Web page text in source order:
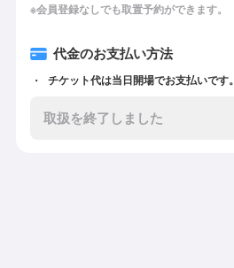
※会員登録なしでも取置予約ができます。
代金のお支払い方法
チケット代は当日開場でお支払いです。
取扱を終了しました